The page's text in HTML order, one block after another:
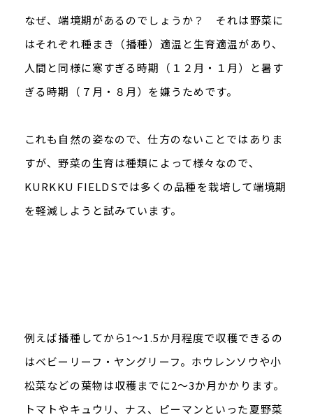
なぜ、端境期があるのでしょうか？ それは野菜に
はそれぞれ種まき（播種）適温と生育適温があり、
人間と同様に寒すぎる時期（１２月・１月）と暑す
ぎる時期（７月・８月）を嫌うためです。
これも自然の姿なので、仕方のないことではありま
すが、野菜の生育は種類によって様々なので、
KURKKU FIELDSでは多くの品種を栽培して端境期
を軽減しようと試みています。
例えば播種してから1～1.5か月程度で収穫できるの
はベビーリーフ・ヤングリーフ。ホウレンソウや小
松菜などの葉物は収穫までに2～3か月かかります。
トマトやキュウリ、ナス、ピーマンといった夏野菜